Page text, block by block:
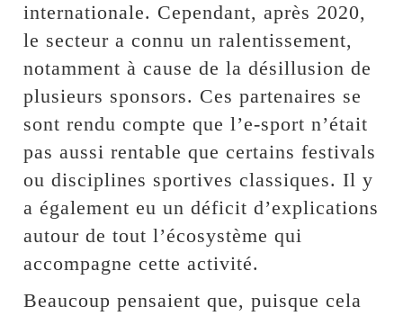
internationale. Cependant, après 2020,
le secteur a connu un ralentissement,
notamment à cause de la désillusion de
plusieurs sponsors. Ces partenaires se
sont rendu compte que l’e-sport n’était
pas aussi rentable que certains festivals
ou disciplines sportives classiques. Il y
a également eu un déficit d’explications
autour de tout l’écosystème qui
accompagne cette activité.
Beaucoup pensaient que, puisque cela